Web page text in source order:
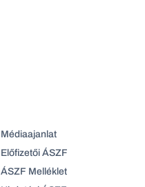
Médiaajanlat
Előfizetői ÁSZF
ÁSZF Melléklet